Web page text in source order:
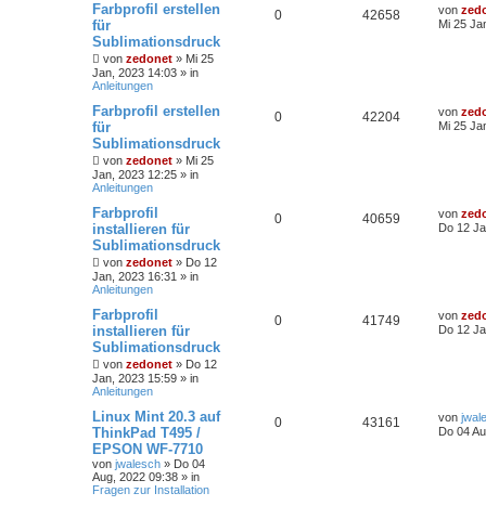
Farbprofil erstellen
für
Sublimationsdruck
von zedonet » Mi 25
Jan, 2023 14:03 » in
Anleitungen
0 42658 von
Mi 25
Farbprofil erstellen
für
Sublimationsdruck
von zedonet » Mi 25
Jan, 2023 12:25 » in
Anleitungen
0 42204 von
Mi 25
Farbprofil
installieren für
Sublimationsdruck
von zedonet » Do 12
Jan, 2023 16:31 » in
Anleitungen
0 40659 von
Do 12
Farbprofil
installieren für
Sublimationsdruck
von zedonet » Do 12
Jan, 2023 15:59 » in
Anleitungen
0 41749 von
Do 12
Linux Mint 20.3 auf
ThinkPad T495 /
EPSON WF-7710
von jwalesch » Do 04
Aug, 2022 09:38 » in
Fragen zur Installation
0 43161 von
Do 04